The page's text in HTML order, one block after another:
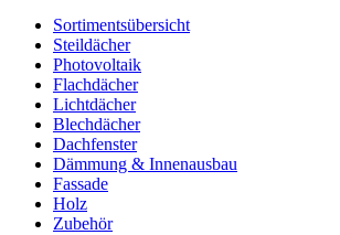
Sortimentsübersicht
Steildächer
Photovoltaik
Flachdächer
Lichtdächer
Blechdächer
Dachfenster
Dämmung & Innenausbau
Fassade
Holz
Zubehör